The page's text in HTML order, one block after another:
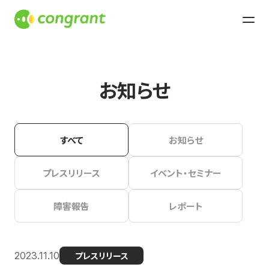
お知らせ
すべて お知らせ
プレスリリース イベント・セミナー
障害報告 レポート
2023.11.10 プレスリリース